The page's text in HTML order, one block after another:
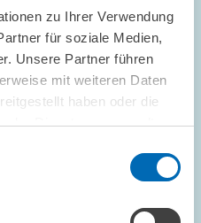
zu Ihrer Verwendung
für soziale Medien,
Unsere Partner führen
mit weiteren Daten
haben oder die
der Dienste gesammelt
verhindern
Dienstleister ist die